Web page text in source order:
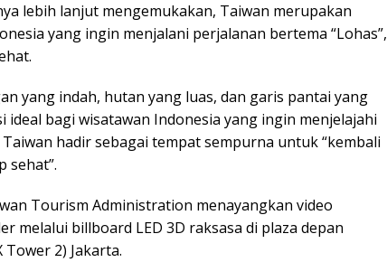
lebih lanjut mengemukakan, Taiwan merupakan
yang ingin menjalani perjalanan bertema “Lohas”,
yang indah, hutan yang luas, dan garis pantai yang
ideal bagi wisatawan Indonesia yang ingin menjelajahi
hadir sebagai tempat sempurna untuk “kembali
sehat”.
Tourism Administration menayangkan video
melalui billboard LED 3D raksasa di plaza depan
2) Jakarta.